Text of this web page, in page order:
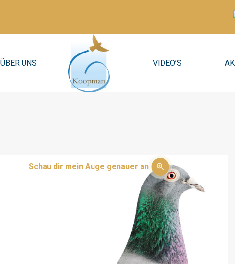
ÜBER UNS VIDEO’S
Schau dir mein Auge genauer an